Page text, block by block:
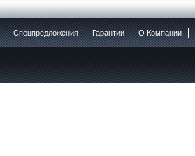
Спецпредложения Гарантии O Компании